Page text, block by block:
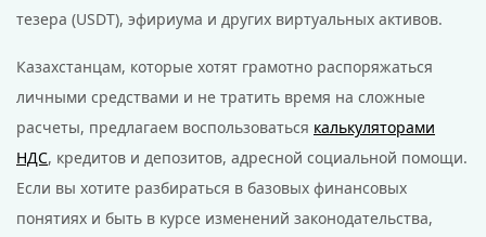
тезера (USDT), эфириума и других виртуальных активов.
Казахстанцам, которые хотят грамотно распоряжаться
личными средствами и не тратить время на сложные
расчеты, предлагаем воспользоваться калькуляторами
НДС, кредитов и депозитов, адресной социальной помощи.
Если вы хотите разбираться в базовых финансовых
понятиях и быть в курсе изменений законодательства,